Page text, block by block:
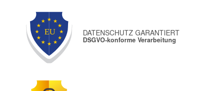
DATENSCHUTZ GARANTIERT
DSGVO-konforme Verarbeitung